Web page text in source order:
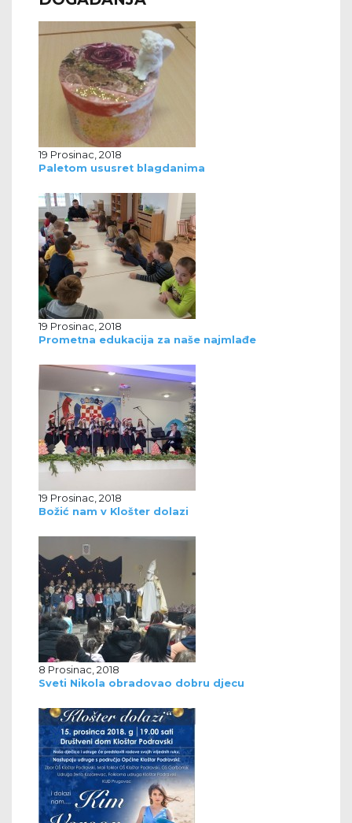
19 Prosinac, 2018
Paletom ususret blagdanima
19 Prosinac, 2018
Prometna edukacija za naše najmlađe
19 Prosinac, 2018
Božić nam v Klošter dolazi
8 Prosinac, 2018
Sveti Nikola obradovao dobru djecu